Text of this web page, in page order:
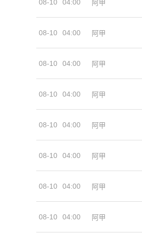
08-10 04:00 阿甲
08-10 04:00 阿甲
08-10 04:00 阿甲
08-10 04:00 阿甲
08-10 04:00 阿甲
08-10 04:00 阿甲
08-10 04:00 阿甲
08-10 04:00 阿甲